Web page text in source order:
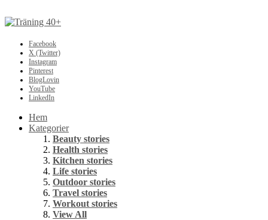
Facebook
X (Twitter)
Instagram
Pinterest
BlogLovin
YouTube
LinkedIn
Hem
Kategorier
Beauty stories
Health stories
Kitchen stories
Life stories
Outdoor stories
Travel stories
Workout stories
View All